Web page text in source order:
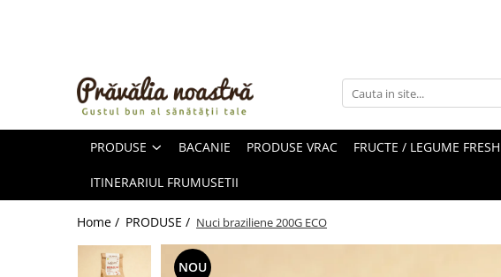
ULEIURI ȘI UNTURI
FRUCTE DESHIDRATATE
ÎNDULCITORI NATURALI / MIERE
FRUCTE LA CONSERVĂ
PRODUSE BACANIE PRODUSE VRAC FRUCTE / LEGUME FRESH
ITINERARIUL FRUMUSETII
Home / PRODUSE / Nuci braziliene 200G ECO
NOU